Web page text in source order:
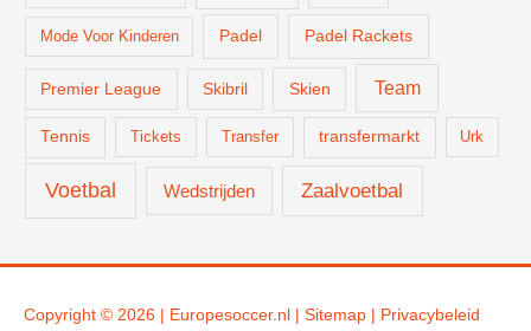
Mode Voor Kinderen Padel Padel Rackets
Premier League Skibril Skien Team
Tennis Tickets Transfer transfermarkt Urk
Voetbal Wedstrijden Zaalvoetbal
Copyright © 2026 | Europesoccer.nl | Sitemap | Privacybeleid